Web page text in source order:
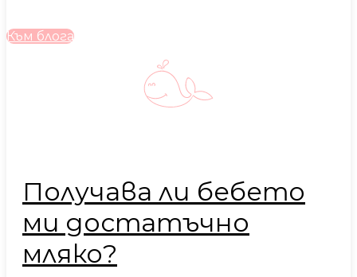
Към блога
Получава ли бебето
ми достатъчно
мляко?